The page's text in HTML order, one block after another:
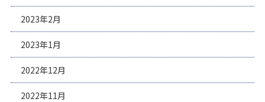
2023年2月
2023年1月
2022年12月
2022年11月